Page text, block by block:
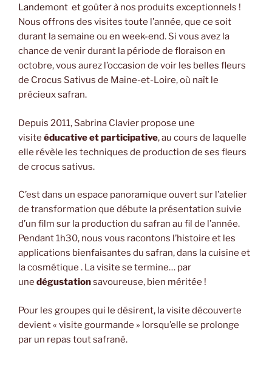
Landemont et goûter à nos produits exceptionnels !
Nous offrons des visites toute l’année, que ce soit
durant la semaine ou en week-end. Si vous avez la
chance de venir durant la période de floraison en
octobre, vous aurez l’occasion de voir les belles fleurs
de Crocus Sativus de Maine-et-Loire, où naît le
précieux safran.
Depuis 2011, Sabrina Clavier propose une
visite éducative et participative, au cours de laquelle
elle révèle les techniques de production de ses fleurs
de crocus sativus.
C’est dans un espace panoramique ouvert sur l’atelier
de transformation que débute la présentation suivie
d’un film sur la production du safran au fil de l’année.
Pendant 1h30, nous vous racontons l’histoire et les
applications bienfaisantes du safran, dans la cuisine et
la cosmétique . La visite se termine… par
une dégustationsavoureuse, bien méritée !
Pour les groupes qui le désirent, la visite découverte
devient « visite gourmande » lorsqu’elle se prolonge
par un repas tout safrané.